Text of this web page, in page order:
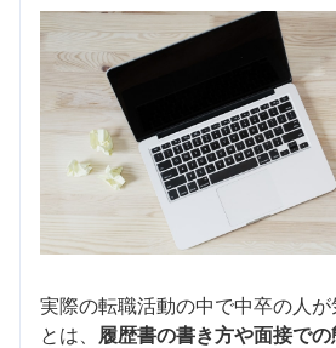
実際の転職活動の中で中卒の人が
とは、
履歴書の書き方や面接で